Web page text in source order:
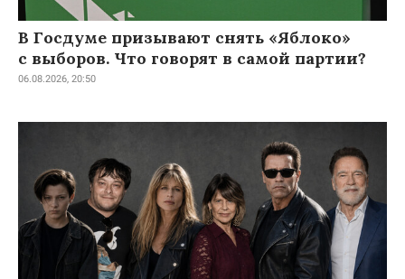
В Госдуме призывают снять «Яблоко»
с выборов. Что говорят в самой партии?
06.08.2026, 20:50